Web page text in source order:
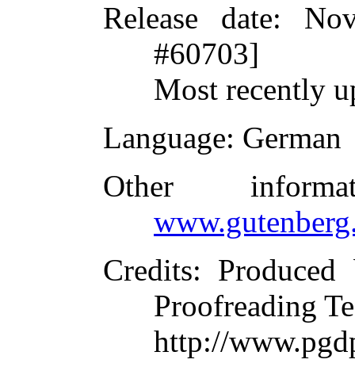
Release date:
#60703]
Most recently
Language: German
Other
Credits:
Proofreading
http://